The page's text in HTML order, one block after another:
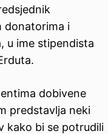
donatorima i
u ime stipendista
dobivene
predstavlja neki
kako bi se potrudili